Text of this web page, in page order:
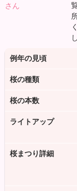
さん
例年の見頃
桜の種類
桜の本数
ライトアップ
桜まつり詳細